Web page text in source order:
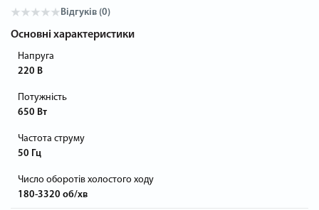
Відгуків (0)
Основні характеристики
Напруга
220 В
Потужність
650 Вт
Частота струму
50 Гц
Число оборотів холостого ходу
180-3320 об/хв